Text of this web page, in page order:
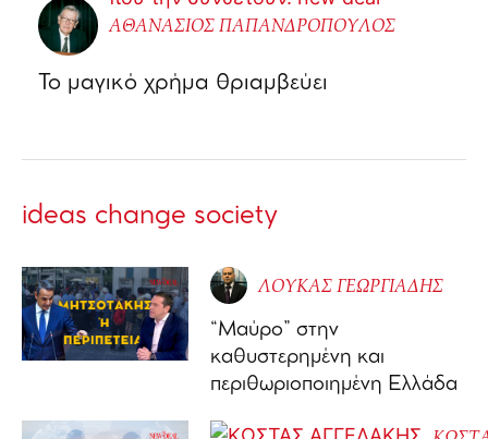
ΑΘΑΝΑΣΙΟΣ ΠΑΠΑΝΔΡΟΠΟΥΛΟΣ
Το μαγικό χρήμα θριαμβεύει
ideas change society
ΛΟΥΚΑΣ ΓΕΩΡΓΙΑΔΗΣ
“Μαύρο” στην
καθυστερημένη και
περιθωριοποιημένη Ελλάδα